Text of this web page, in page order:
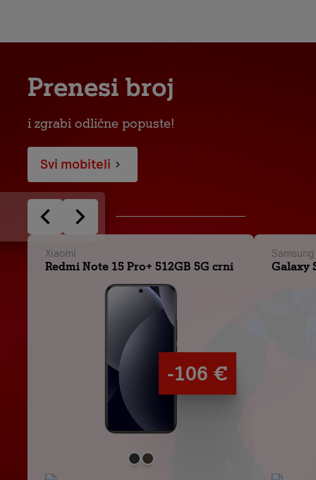
Prenesi broj
i zgrabi odlične popuste!
Svi mobiteli
Xiaomi
Redmi Note 15 Pro+ 512GB 5G crni
-106 €
Samsung
Galaxy